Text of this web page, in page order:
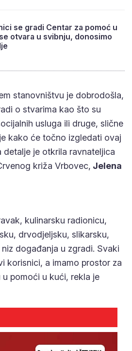
o stvarima kao što su Centri
usluga ili druge, slične
kako će točno izgledati ovaj
je otkrila ravnateljica
križa Vrbovec,Jelena
drvodjeljsku, slikarsku,
događanja u zgradi. Svaki
korisnici, a imamo prostor za
pomoći u kući, rekla je Mucko.